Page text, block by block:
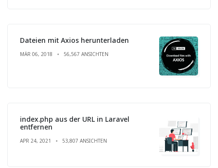
Dateien mit Axios herunterladen
MÄR 06, 2018 56,567 ANSICHTEN
index.php aus der URL in Laravel
entfernen
APR 24, 2021 53,807 ANSICHTEN